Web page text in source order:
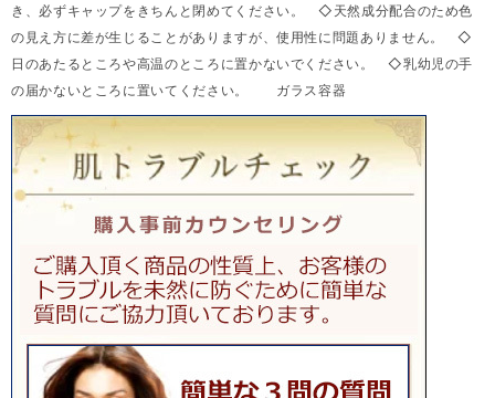
き、必ずキャップをきちんと閉めてください。 ◇天然成分配合のため色
の見え方に差が生じることがありますが、使用性に問題ありません。 ◇
日のあたるところや高温のところに置かないでください。 ◇乳幼児の手
の届かないところに置いてください。 ガラス容器